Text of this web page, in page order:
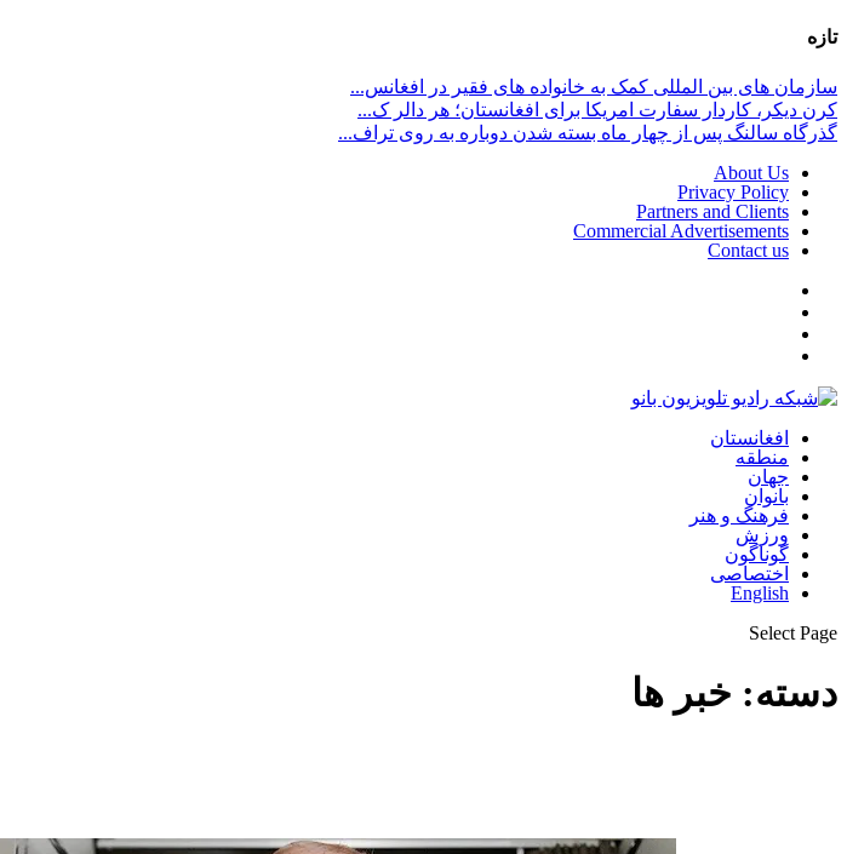
تازه
سازمان های بین المللی کمک به خانواده های فقیر در افغانس...
کرن دیکر، کاردار سفارت امریکا برای افغانستان؛ هر دالر ک...
گذرگاه سالنگ پس از چهار ماه بسته شدن دوباره به روی تراف...
About Us
Privacy Policy
Partners and Clients
Commercial Advertisements
Contact us
افغانستان
منطقه
جهان
بانوان
فرهنگ و هنر
ورزش
گوناگون
اختصاصی
English
Select Page
دسته: خبر ها